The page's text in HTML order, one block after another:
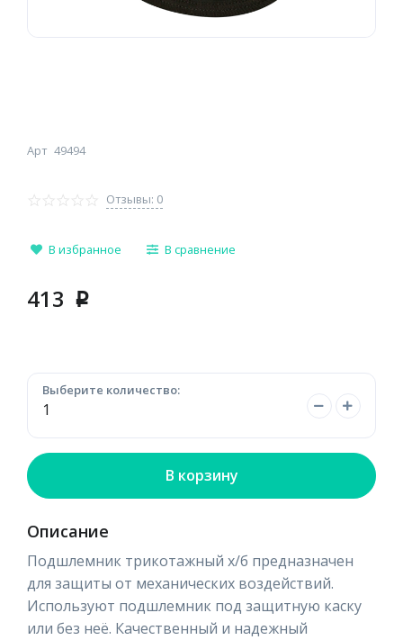
Арт 49494
Отзывы: 0
В избранное В сравнение
413 p
Выберите количество:
В корзину
Описание
Подшлемник трикотажный х/б предназначен
для защиты от механических воздействий.
Используют подшлемник под защитную каску
или без неё. Качественный и надежный